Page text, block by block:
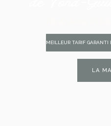
MEILLEUR TARIF GARANTI
LA